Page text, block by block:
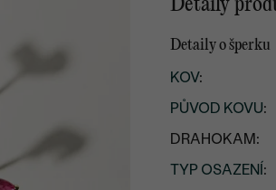
Detaily
Detaily o šperku
KOV:
PŮVOD KOVU:
DRAHOKAM:
TYP OSAZENÍ :